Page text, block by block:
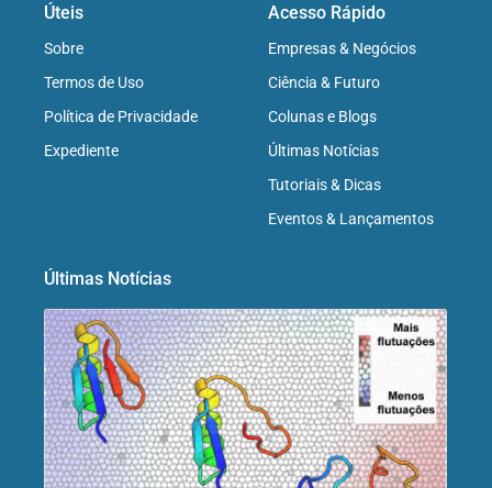
Úteis
Sobre
Termos de Uso
Política de Privacidade
Expediente
Acesso Rápido
Empresas & Negócios
Ciência & Futuro
Colunas e Blogs
Últimas Notícias
Tutoriais & Dicas
Eventos & Lançamentos
Últimas Notícias